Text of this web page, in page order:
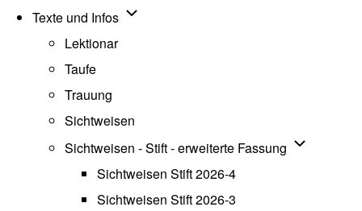
Texte und Infos Unternavigation von Texte und Infos
Lektionar
Taufe
Trauung
Sichtweisen
Sichtweisen - Stift - erweiterte Fassung
Sichtweisen Stift 2026-4
Sichtweisen Stift 2026-3